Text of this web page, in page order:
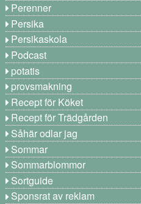
Perenner
Persika
Persikaskola
Podcast
potatis
provsmakning
Recept för Köket
Recept för Trädgården
Såhär odlar jag
Sommar
Sommarblommor
Sortguide
Sponsrat av reklam